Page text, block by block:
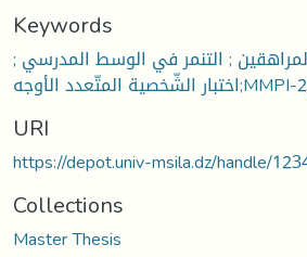
Keywords
; التنمر في الوسط المدرسي ;
URI
https://depot.univ-msila.dz/handle/
Collections
Master Thesis